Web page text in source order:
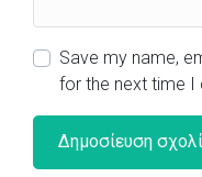
Save my name,
for the next time I